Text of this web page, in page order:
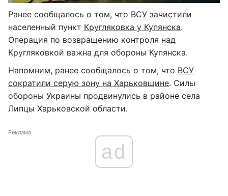
Ранее сообщалось о том, что ВСУ зачистили
населенный пункт Кругляковка у Купянска.
Операция по возвращению контроля над
Кругляковкой важна для обороны Купянска.
Напомним, ранее сообщалось о том, что ВСУ
сократили серую зону на Харьковщине. Силы
обороны Украины продвинулись в районе села
Липцы Харьковской области.
Реклама
ad